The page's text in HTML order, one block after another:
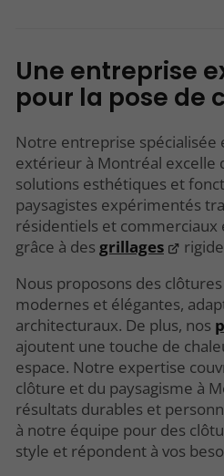
Une entreprise
pour la pose de
Notre entreprise spécialisée
extérieur à Montréal excelle
solutions esthétiques et
paysagistes expérimentés
résidentiels et commerciaux
grâce à des grillages
Nous proposons des
modernes et élégantes,
architecturaux. De plus, nos
ajoutent une touche de
espace. Notre expertise
clôture et du paysagisme à
résultats durables et
à notre équipe pour des
style et répondent à vos